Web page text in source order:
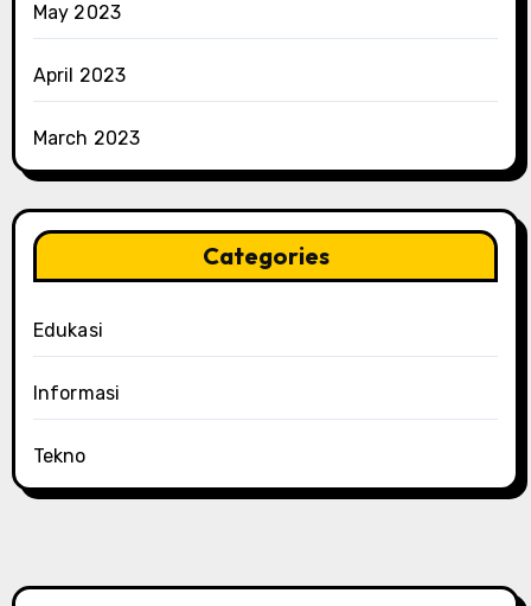
May 2023
April 2023
March 2023
Categories
Edukasi
Informasi
Tekno